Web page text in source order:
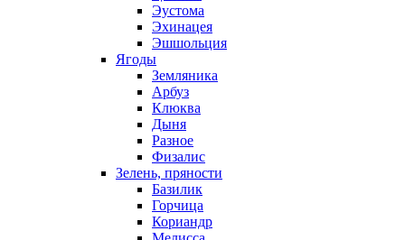
Эустома
Эхинацея
Эшшольция
Ягоды
Земляника
Арбуз
Клюква
Дыня
Разное
Физалис
Зелень, пряности
Базилик
Горчица
Кориандр